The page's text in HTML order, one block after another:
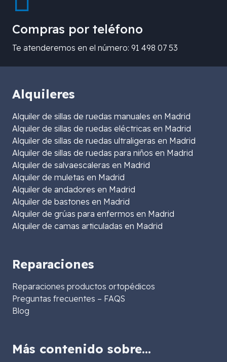
Compras por teléfono
Te atenderemos en el número: 91 498 07 53
Alquileres
Alquiler de sillas de ruedas manuales en Madrid
Alquiler de sillas de ruedas eléctricas en Madrid
Alquiler de sillas de ruedas ultraligeras en Madrid
Alquiler de sillas de ruedas para niños en Madrid
Alquiler de salvaescaleras en Madrid
Alquiler de muletas en Madrid
Alquiler de andadores en Madrid
Alquiler de bastones en Madrid
Alquiler de grúas para enfermos en Madrid
Alquiler de camas articuladas en Madrid
Reparaciones
Reparaciones productos ortopédicos
Preguntas frecuentes – FAQS
Blog
Más contenido sobre…